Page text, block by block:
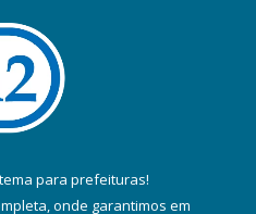
para prefeituras!
onde garantimos em